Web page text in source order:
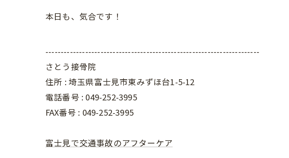
本日も、気合です！
----------------------------------------------------------------------
さとう接骨院
住所 : 埼玉県富士見市東みずほ台1-5-12
電話番号 : 049-252-3995
FAX番号 : 049-252-3995
富士見で交通事故のアフターケア